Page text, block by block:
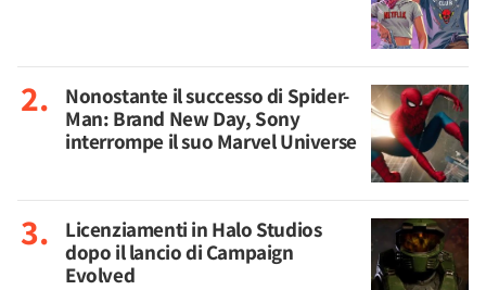
Nonostante il successo di Spider-
Man: Brand New Day, Sony
interrompe il suo Marvel Universe
Licenziamenti in Halo Studios
dopo il lancio di Campaign
Evolved